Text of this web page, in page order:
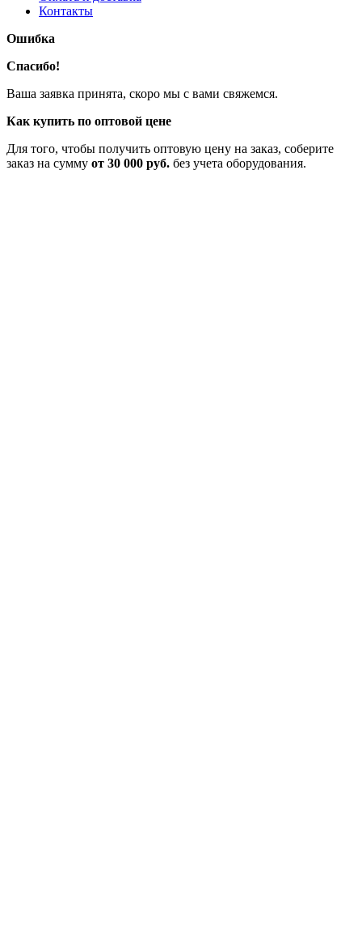
Контакты
Ошибка
Спасибо!
Ваша заявка принята, скоро мы с вами свяжемся.
Как купить по оптовой цене
Для того, чтобы получить оптовую цену на заказ, соберите
заказ на сумму от 30 000 руб. без учета оборудования.